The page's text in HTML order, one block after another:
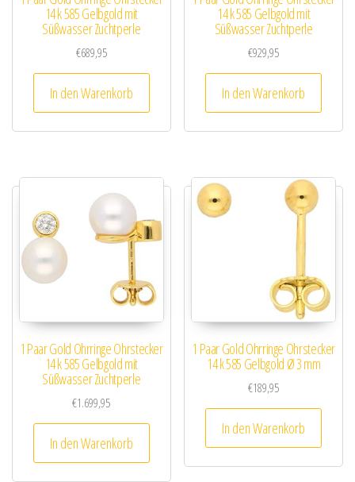
14 k 585 Gelbgold mit
Süßwasser Zuchtperle
€689,95
In den Warenkorb
14 k 585 Gelbgold mit
Süßwasser Zuchtperle
€929,95
In den Warenkorb
1 Paar Gold Ohrringe Ohrstecker
14 k 585 Gelbgold mit
Süßwasser Zuchtperle
€1.699,95
In den Warenkorb
1 Paar Gold Ohrringe Ohrstecker
14 k 585 Gelbgold Ø 3 mm
€189,95
In den Warenkorb